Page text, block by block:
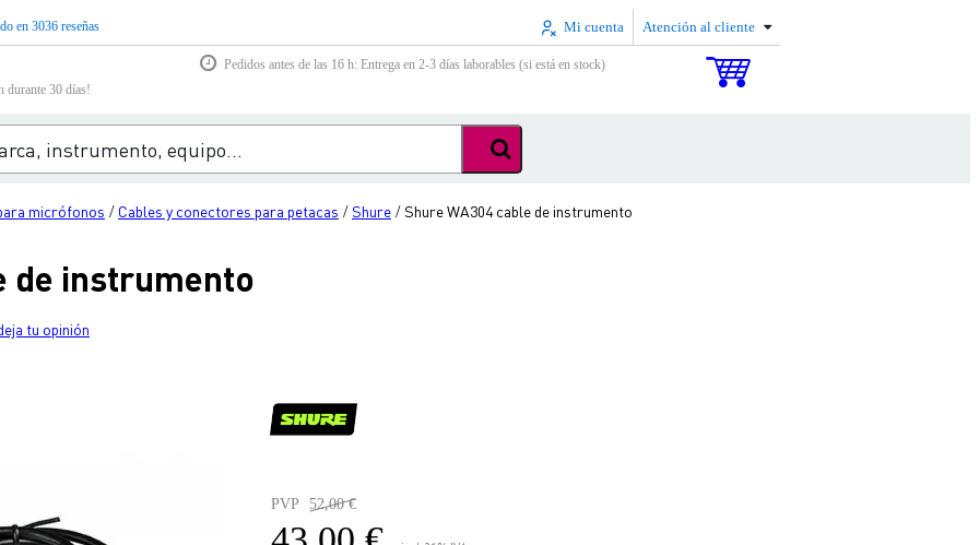
en 3036 reseñas Mi cuenta Atención al cliente
Pedidos antes de las 16 h: Entrega en 2-3 días laborables (si está en stock)
durante 30 días!
micrófonos / Cables y conectores para petacas /Shure /Shure WA304 cable de instrumento
de instrumento
tu opinión
PVP 52,00 €